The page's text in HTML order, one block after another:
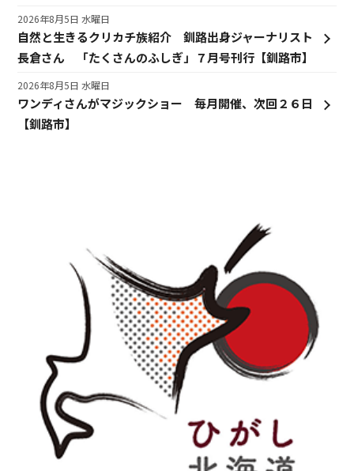
自然と生きるクリカチ族紹介 釧路出身ジャーナリスト
長倉さん 「たくさんのふしぎ」７月号刊行【釧路市】
2026年8月5日 水曜日
ワンディさんがマジックショー 毎月開催、次回２６日
【釧路市】
2026年8月5日 水曜日